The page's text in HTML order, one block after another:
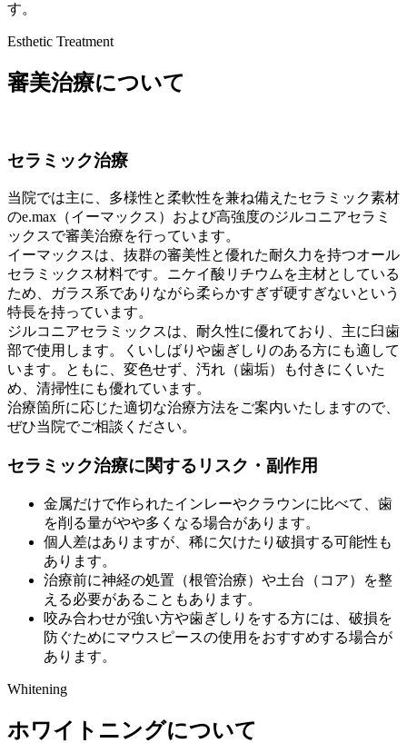
す。
Esthetic Treatment
審美治療について
セラミック治療
当院では主に、多様性と柔軟性を兼ね備えたセラミック素材
のe.max（イーマックス）および高強度のジルコニアセラミ
ックスで審美治療を行っています。
イーマックスは、抜群の審美性と優れた耐久力を持つオール
セラミックス材料です。ニケイ酸リチウムを主材としている
ため、ガラス系でありながら柔らかすぎず硬すぎないという
特長を持っています。
ジルコニアセラミックスは、耐久性に優れており、主に臼歯
部で使用します。くいしばりや歯ぎしりのある方にも適して
います。ともに、変色せず、汚れ（歯垢）も付きにくいた
め、清掃性にも優れています。
治療箇所に応じた適切な治療方法をご案内いたしますので、
ぜひ当院でご相談ください。
セラミック治療に関するリスク・副作用
金属だけで作られたインレーやクラウンに比べて、歯
を削る量がやや多くなる場合があります。
個人差はありますが、稀に欠けたり破損する可能性も
あります。
治療前に神経の処置（根管治療）や土台（コア）を整
える必要があることもあります。
咬み合わせが強い方や歯ぎしりをする方には、破損を
防ぐためにマウスピースの使用をおすすめする場合が
あります。
Whitening
ホワイトニングについて